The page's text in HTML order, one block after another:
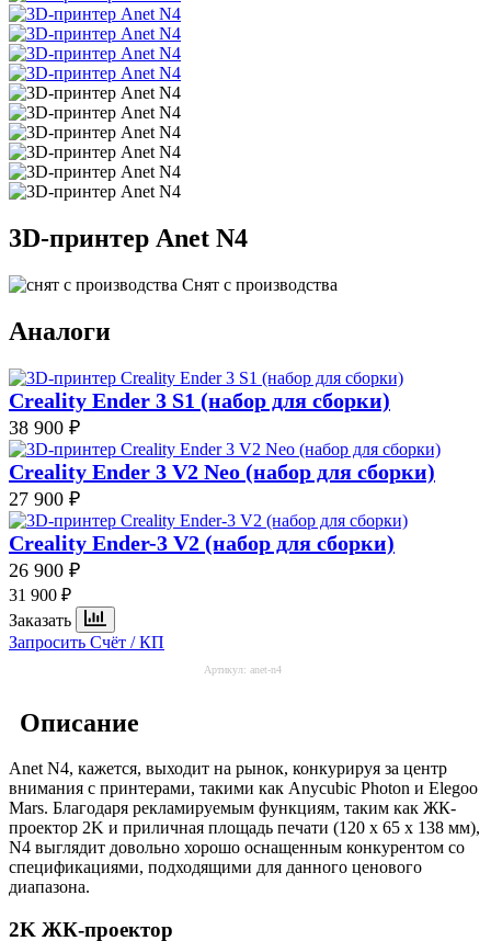
3D-принтер Anet N4
Снят с производства
Аналоги
Creality Ender 3 S1 (набор для сборки)
38 900 ₽
Creality Ender 3 V2 Neo (набор для сборки)
27 900 ₽
Creality Ender-3 V2 (набор для сборки)
26 900 ₽
31 900 ₽
Заказать
Запросить Счёт / КП
Артикул: anet-n4
Описание
Anet N4, кажется, выходит на рынок, конкурируя за центр
внимания с принтерами, такими как Anycubic Photon и Elegoo
Mars. Благодаря рекламируемым функциям, таким как ЖК-
проектор 2K и приличная площадь печати (120 x 65 x 138 мм),
N4 выглядит довольно хорошо оснащенным конкурентом со
спецификациями, подходящими для данного ценового
диапазона.
2K ЖК-проектор